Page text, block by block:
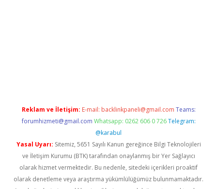
Reklam ve İletişim: E-mail: backlinkpaneli@gmail.com Teams:
forumhizmeti@gmail.com Whatsapp: 0262 606 0 726 Telegram:
@karabul
Yasal Uyarı: Sitemiz, 5651 Sayılı Kanun gereğince Bilgi Teknolojileri
ve İletişim Kurumu (BTK) tarafından onaylanmış bir Yer Sağlayıcı
olarak hizmet vermektedir. Bu nedenle, sitedeki içerikleri proaktif
olarak denetleme veya araştırma yükümlülüğümüz bulunmamaktadır.